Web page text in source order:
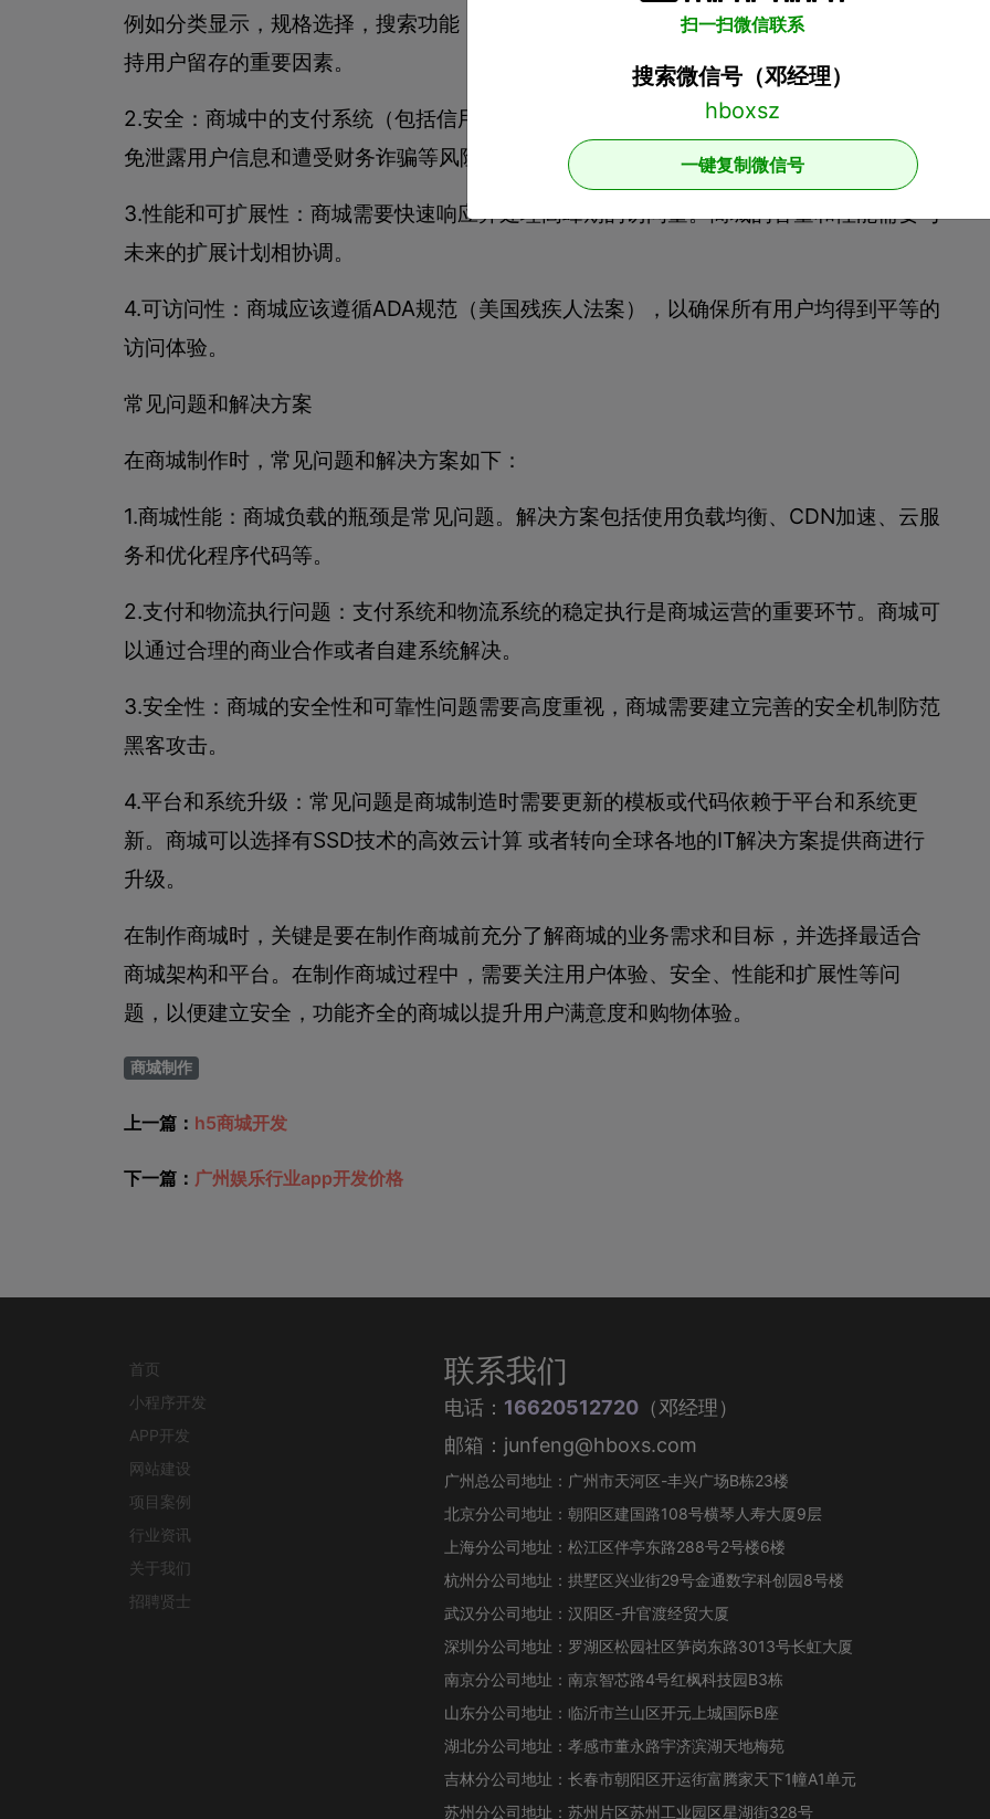
例如分类显示，规格选择，搜索功能，购物流程的简单有效等等。良好的用户体验是保
持用户留存的重要因素。
2.安全：商城中的支付系统（包括信用卡支付和在线支付）必须符合各种安全标准，以避
免泄露用户信息和遭受财务诈骗等风险。安全性对商城的运营和客户的信任至关重要。
3.性能和可扩展性：商城需要快速响应并处理高峰期的访问量。商城的容量和性能需要与
未来的扩展计划相协调。
4.可访问性：商城应该遵循ADA规范（美国残疾人法案），以确保所有用户均得到平等的
访问体验。
常见问题和解决方案
在商城制作时，常见问题和解决方案如下：
1.商城性能：商城负载的瓶颈是常见问题。解决方案包括使用负载均衡、CDN加速、云服
务和优化程序代码等。
2.支付和物流执行问题：支付系统和物流系统的稳定执行是商城运营的重要环节。商城可
以通过合理的商业合作或者自建系统解决。
3.安全性：商城的安全性和可靠性问题需要高度重视，商城需要建立完善的安全机制防范
黑客攻击。
4.平台和系统升级：常见问题是商城制造时需要更新的模板或代码依赖于平台和系统更
新。商城可以选择有SSD技术的高效云计算 或者转向全球各地的IT解决方案提供商进行
升级。
在制作商城时，关键是要在制作商城前充分了解商城的业务需求和目标，并选择最适合
商城架构和平台。在制作商城过程中，需要关注用户体验、安全、性能和扩展性等问
题，以便建立安全，功能齐全的商城以提升用户满意度和购物体验。
商城制作
上一篇： h5商城开发
下一篇： 广州娱乐行业app开发价格
首页
小程序开发
APP开发
网站建设
项目案例
行业资讯
关于我们
招聘贤士
联系我们
电话： 16620512720 （邓经理）
邮箱：junfeng@hboxs.com
广州总公司地址：广州市天河区-丰兴广场B栋23楼
北京分公司地址：朝阳区建国路108号横琴人寿大厦9层
上海分公司地址：松江区伴亭东路288号2号楼6楼
杭州分公司地址：拱墅区兴业街29号金通数字科创园8号楼
武汉分公司地址：汉阳区-升官渡经贸大厦
深圳分公司地址：罗湖区松园社区笋岗东路3013号长虹大厦
南京分公司地址：南京智芯路4号红枫科技园B3栋
山东分公司地址：临沂市兰山区开元上城国际B座
湖北分公司地址：孝感市董永路宇济滨湖天地梅苑
吉林分公司地址：长春市朝阳区开运街富腾家天下1幢A1单元
苏州分公司地址：苏州片区苏州工业园区星湖街328号
扫一扫微信联系
搜索微信号（邓经理）
一键复制微信号